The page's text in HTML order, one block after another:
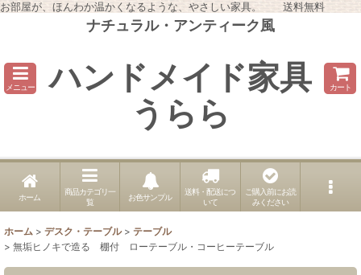
お部屋が、ほんわか温かくなるような、やさしい家具。 送料無料
ナチュラル・アンティーク風
メニュー ハンドメイド家具
うらら
カート
ホーム
商品カテゴリ一
覧
お色サンプル
送料・配送につ
いて
ご購入前にお読
みください
ホーム > デスク・テーブル > テーブル
> 無垢ヒノキで造る 棚付 ローテーブル・コーヒーテーブル